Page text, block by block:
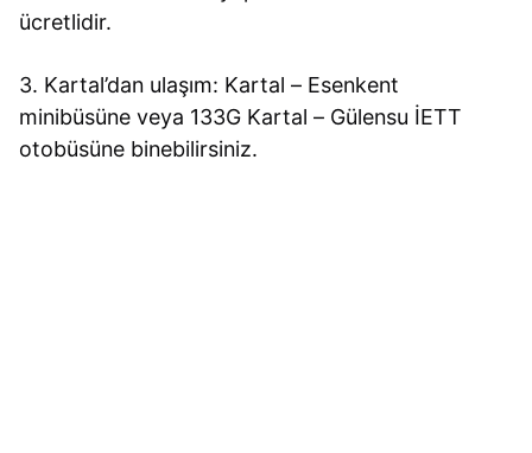
ücretlidir.
3. Kartal’dan ulaşım: Kartal – Esenkent
minibüsüne veya 133G Kartal – Gülensu İETT
otobüsüne binebilirsiniz.